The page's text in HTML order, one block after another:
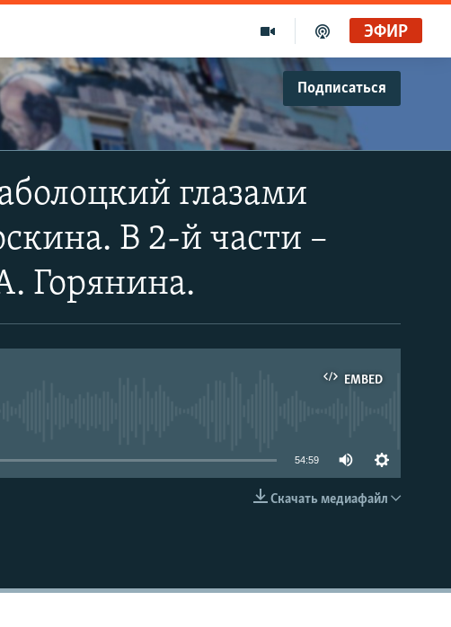
ЭФИР
Подписаться
глазами
В 2-й части –
Горянина.
EMBED
EMBED
54:59
Скачать медиафайл